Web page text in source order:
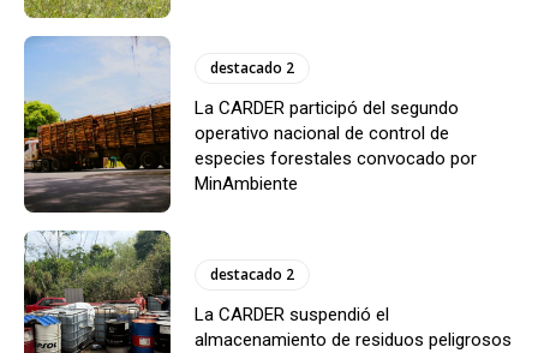
destacado 2
La CARDER participó del segundo
operativo nacional de control de
especies forestales convocado por
MinAmbiente
destacado 2
La CARDER suspendió el
almacenamiento de residuos peligrosos